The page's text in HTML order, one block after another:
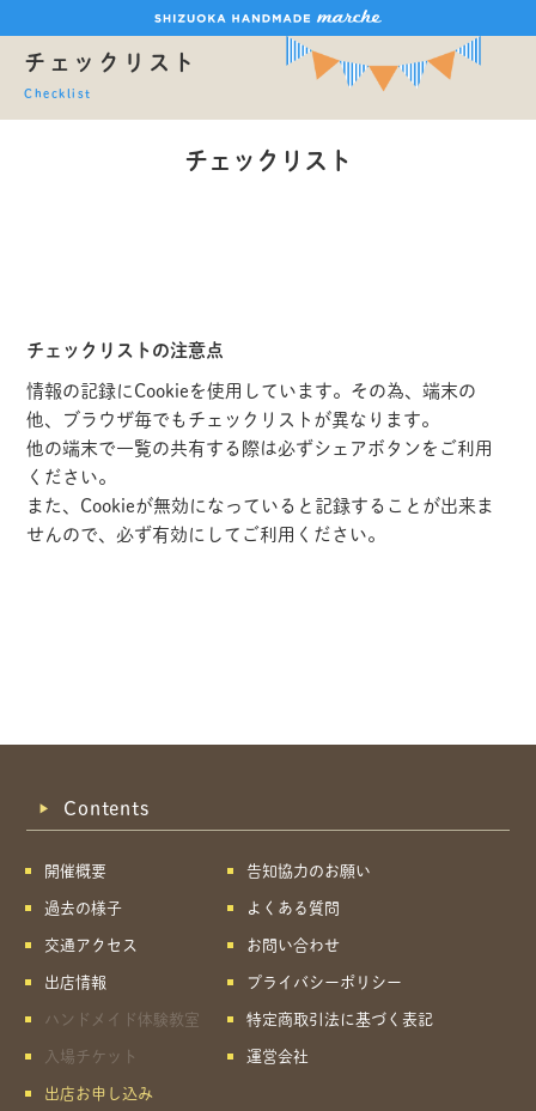
チェックリスト
Checklist
チェックリスト
チェックリストの注意点
情報の記録にCookieを使用しています。その為、端末の
他、ブラウザ毎でもチェックリストが異なります。
他の端末で一覧の共有する際は必ずシェアボタンをご利用
ください。
また、Cookieが無効になっていると記録することが出来ま
せんので、必ず有効にしてご利用ください。
共有方法を選択
Contents
開催概要
過去の様子
交通アクセス
出店情報
ハンドメイド体験教室
入場チケット
出店お申し込み
告知協力のお願い
よくある質問
お問い合わせ
プライバシーポリシー
特定商取引法に基づく表記
運営会社